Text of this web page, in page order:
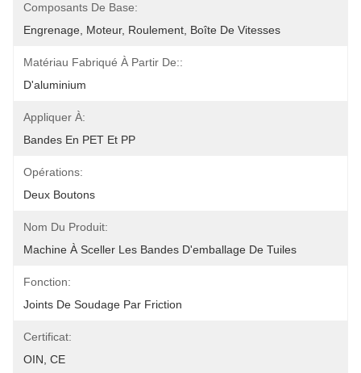
Composants De Base:
Engrenage, Moteur, Roulement, Boîte De Vitesses
Matériau Fabriqué À Partir De::
D'aluminium
Appliquer À:
Bandes En PET Et PP
Opérations:
Deux Boutons
Nom Du Produit:
Machine À Sceller Les Bandes D'emballage De Tuiles
Fonction:
Joints De Soudage Par Friction
Certificat:
OIN, CE